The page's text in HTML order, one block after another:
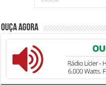
Ouça Agora